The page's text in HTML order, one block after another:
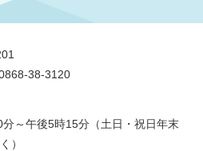
38-3120
～午後5時15分（土日・祝日年末
）